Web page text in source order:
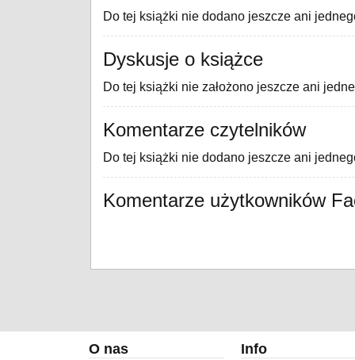
Do tej książki nie dodano jeszcze ani
Dyskusje o książce
Do tej książki nie założono jeszcze ani
Komentarze czytelników
Do tej książki nie dodano jeszcze ani
Komentarze użytkowników
O nas Info